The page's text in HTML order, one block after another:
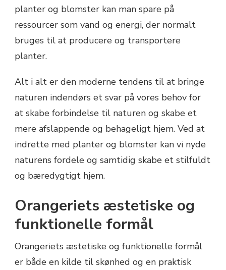
planter og blomster kan man spare på
ressourcer som vand og energi, der normalt
bruges til at producere og transportere
planter.
Alt i alt er den moderne tendens til at bringe
naturen indendørs et svar på vores behov for
at skabe forbindelse til naturen og skabe et
mere afslappende og behageligt hjem. Ved at
indrette med planter og blomster kan vi nyde
naturens fordele og samtidig skabe et stilfuldt
og bæredygtigt hjem.
Orangeriets æstetiske og
funktionelle formål
Orangeriets æstetiske og funktionelle formål
er både en kilde til skønhed og en praktisk